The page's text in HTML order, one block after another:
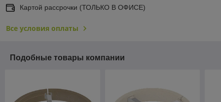
Картой рассрочки (ТОЛЬКО В ОФИСЕ)
Все условия оплаты
Подобные товары компании